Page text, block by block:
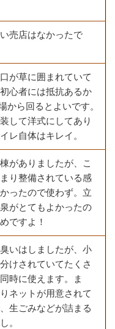
売店はなかったで
が草に囲まれていて
心者には抵抗あるか
から回るとよいです。
して洋式にしてあり
レ自体はキレイ。
がありましたが、こ
り整備されている感
ったので使わず。立
がとてもよかったの
ですよ！
いはしましたが、小
けされていてたくさ
時に使えます。ま
ネットが用意されて
生ごみなどが詰まる
。